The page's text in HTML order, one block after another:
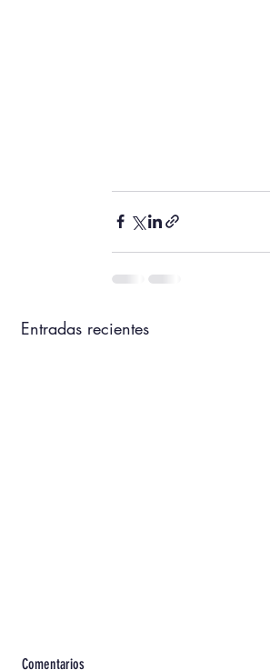
Entradas recientes
Comentarios